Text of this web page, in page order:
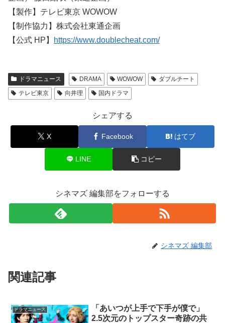
【製作】テレビ東京 WOWOW
【制作協力】株式会社東通企画
【公式 HP】
https://www.doublecheat.com/
ドラマニュース DRAMA WOWOW
ダブルチート
テレビ東京
向井理 国内ドラマ
シェアする
X Facebook はてブ
LINE コピー
シネマズ 編集部をフォローする
シネマズ 編集部
関連記事
ドラマニュース
「あいつが上手で下手が僕で」
2.5次元のトップスター奇跡の共